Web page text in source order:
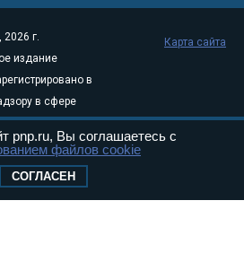
г.
издание
в
в сфере
и
05
Эл № ФС77-
Карта сайта
pnp.ru, Вы соглашаетесь с
файлов cookie
СОГЛАСЕН